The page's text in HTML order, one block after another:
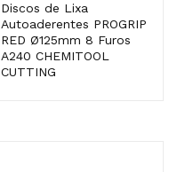
Discos de Lixa
Autoaderentes PROGRIP
RED Ø125mm 8 Furos
A240 CHEMITOOL
CUTTING